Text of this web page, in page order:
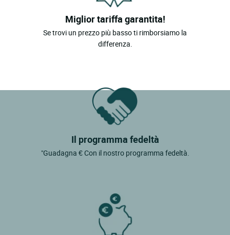
Miglior tariffa garantita!
Se trovi un prezzo più basso ti rimborsiamo la
differenza.
Il programma fedeltà
"Guadagna € Con il nostro programma fedeltà.